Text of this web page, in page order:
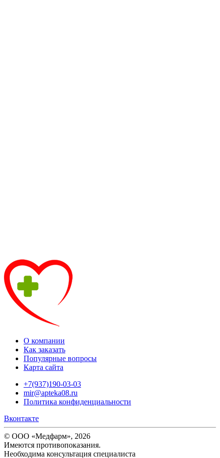
О компании
Как заказать
Популярные вопросы
Карта сайта
+7(937)190-03-03
mir@apteka08.ru
Политика конфиденциальности
Вконтакте
© ООО «Медфарм», 2026
Имеются противопоказания.
Необходима консультация специалиста